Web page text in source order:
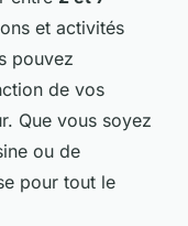
et activités
pouvez
de vos
Que vous soyez
ou de
pour tout le